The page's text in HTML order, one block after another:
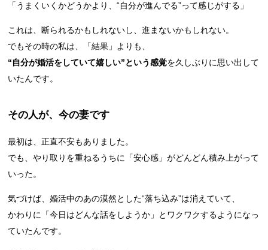
「うまくいくかどうかより、“自分が進んでる”って感じがする」
これは、断られるかもしれないし、進まないかもしれない。
でもその時の私は、「結果」よりも、
“自分が婚活をしていて嬉しい”という感覚を久しぶりに思い出して
いたんです。
その人が、今の妻です
最初は、正直不安もありました。
でも、やり取りを重ねるうちに「安心感」がどんどん積み上がって
いった。
気づけば、婚活中のあの漠然とした“落ち込み”は消えていて、
かわりに「今日はどんな話をしようか」とワクワクするようになっ
ていたんです。